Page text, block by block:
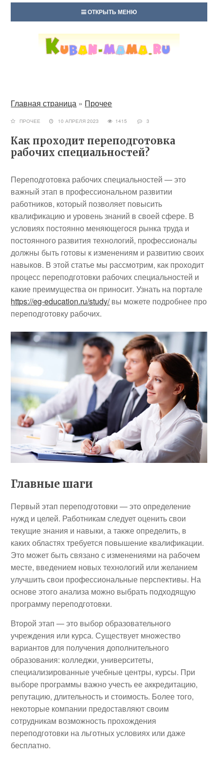
ОТКРЫТЬ МЕНЮ
Главная страница » Прочее
ПРОЧЕЕ 10 АПРЕЛЯ 2023 1415 3
Как проходит переподготовка
рабочих специальностей?
Переподготовка рабочих специальностей — это
важный этап в профессиональном развитии
работников, который позволяет повысить
квалификацию и уровень знаний в своей сфере. В
условиях постоянно меняющегося рынка труда и
постоянного развития технологий, профессионалы
должны быть готовы к изменениям и развитию своих
навыков. В этой статье мы рассмотрим, как проходит
процесс переподготовки рабочих специальностей и
какие преимущества он приносит. Узнать на портале
https://eg-education.ru/study/вы можете подробнее про
переподготовку рабочих.
Главные шаги
Первый этап переподготовки — это определение
нужд и целей. Работникам следует оценить свои
текущие знания и навыки, а также определить, в
каких областях требуется повышение квалификации.
Это может быть связано с изменениями на рабочем
месте, введением новых технологий или желанием
улучшить свои профессиональные перспективы. На
основе этого анализа можно выбрать подходящую
программу переподготовки.
Второй этап — это выбор образовательного
учреждения или курса. Существует множество
вариантов для получения дополнительного
образования: колледжи, университеты,
специализированные учебные центры, курсы. При
выборе программы важно учесть ее аккредитацию,
репутацию, длительность и стоимость. Более того,
некоторые компании предоставляют своим
сотрудникам возможность прохождения
переподготовки на льготных условиях или даже
бесплатно.